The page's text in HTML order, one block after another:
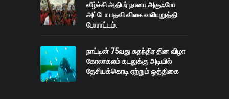
வீழ்ச்சி அதிபர் நானா அகுஃபோ
அட்டோ பதவி விலக வலியுறுத்தி
போராட்டம்.
நாட்டின் 75வது சுதந்திர தின விழா
கோலாகலம் கடலுக்கு அடியில்
தேசியக்கொடி ஏற்றும் ஒத்திகை